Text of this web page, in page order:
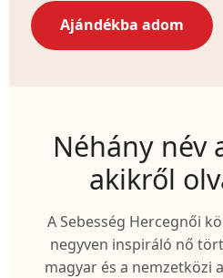
Ajándékba adom
Néhány név
akikről
A Sebesség Hercegnői
negyven inspiráló nő
magyar és a nemzetközi